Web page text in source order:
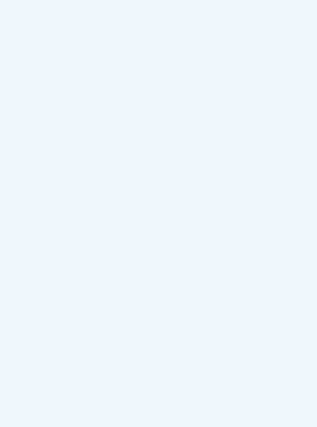
知らしめた。
され、多くのサ